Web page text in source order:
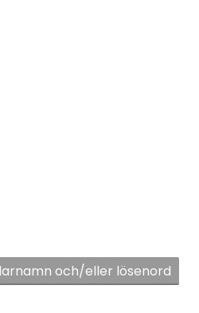
och/eller lösenord